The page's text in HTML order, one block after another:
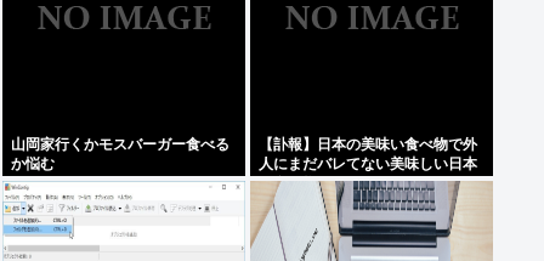
山岡家行くかモスバーガー食べる
か悩む
【訃報】日本の美味い食べ物で外
人にまだバレてない美味しい日本
の食べ物www